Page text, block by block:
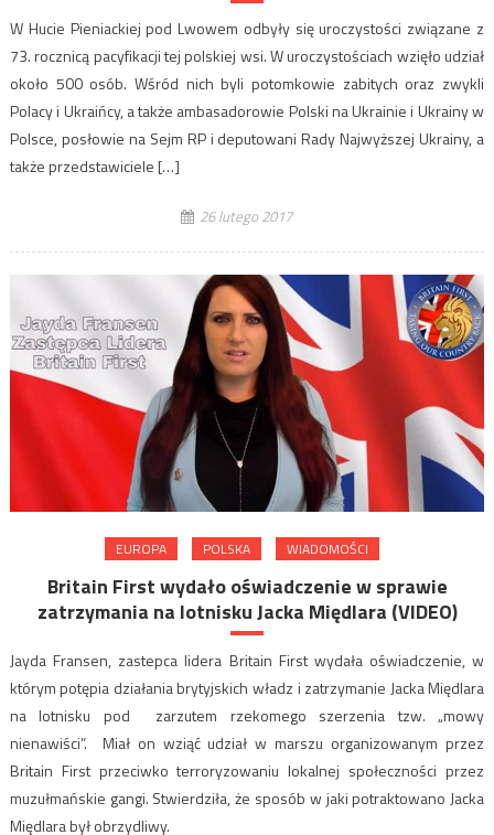
W Hucie Pieniackiej pod Lwowem odbyły się uroczystości związane z
73. rocznicą pacyfikacji tej polskiej wsi. W uroczystościach wzięło udział
około 500 osób. Wśród nich byli potomkowie zabitych oraz zwykli
Polacy i Ukraińcy, a także ambasadorowie Polski na Ukrainie i Ukrainy w
Polsce, posłowie na Sejm RP i deputowani Rady Najwyższej Ukrainy, a
także przedstawiciele […]
26 lutego 2017
EUROPA POLSKA WIADOMOŚCI
Britain First wydało oświadczenie w sprawie
zatrzymania na lotnisku Jacka Międlara (VIDEO)
Jayda Fransen, zastepca lidera Britain First wydała oświadczenie, w
którym potępia działania brytyjskich władz i zatrzymanie Jacka Międlara
na lotnisku pod zarzutem rzekomego szerzenia tzw. „mowy
nienawiści”. Miał on wziąć udział w marszu organizowanym przez
Britain First przeciwko terroryzowaniu lokalnej społeczności przez
muzułmańskie gangi. Stwierdziła, że sposób w jaki potraktowano Jacka
Międlara był obrzydliwy.